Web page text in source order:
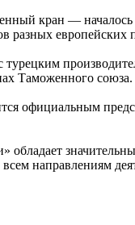
кран —
разных европейских
Таможенного союза.
официальным
обладает
направлениям